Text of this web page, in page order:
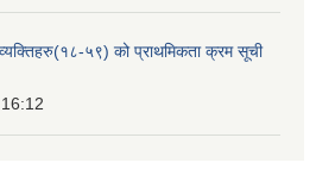
व्यक्तिहरु(१८-५९) को प्राथमिकता क्रम सूची